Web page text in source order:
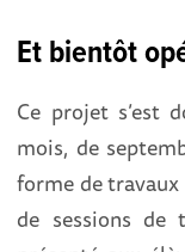
Et bientôt
Ce projet s’est
mois, de
forme de travaux
de sessions de